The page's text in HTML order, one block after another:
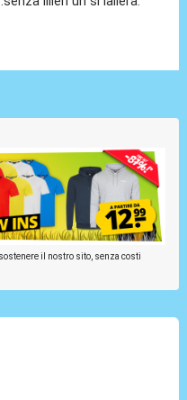
il nostro sito, senza costi